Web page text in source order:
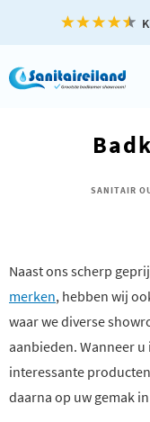
SANITAIR
Naast ons scherp
merken, hebben wij
waar we diverse
aanbieden. Wanneer
interessante
daarna op uw gemak